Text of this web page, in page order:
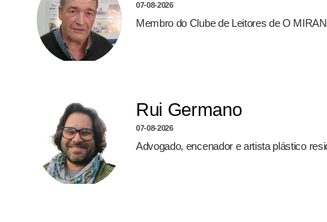
07-08-2026
Membro do Clube de Leitores de O
Rui Germano
07-08-2026
Advogado, encenador e artista plástico